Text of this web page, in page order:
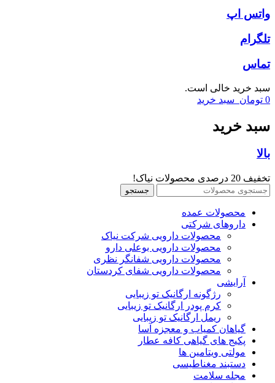
واتس اپ
تلگرام
تماس
سبد خرید خالی است.
0 تومان سبد خرید
سبد خرید
بالا
تخفیف 20 درصدی محصولات نیاک!
جستجو
محصولات عمده
داروهای شرکتی
محصولات دارویی شرکت نیاک
محصولات دارویی بوعلی دارو
محصولات دارویی شفانگر نظری
محصولات دارویی شفای کردستان
آرایشی
رژگونه ارگانیک تو زیبایی
کرم پودر ارگانیک تو زیبایی
ریمل ارگانیک تو زیبایی
گیاهان کمیاب و معجزه آسا
پکیج های گیاهی کافه عطار
مولتی ویتامین ها
دستبند مغناطیسی
مجله سلامت